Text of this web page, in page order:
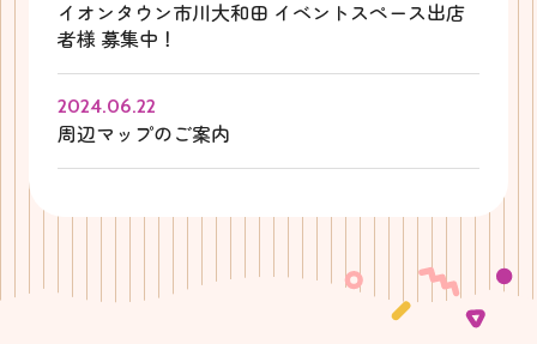
イオンタウン市川大和田 イベントスペース出店
者様 募集中！
2024.06.22
周辺マップのご案内